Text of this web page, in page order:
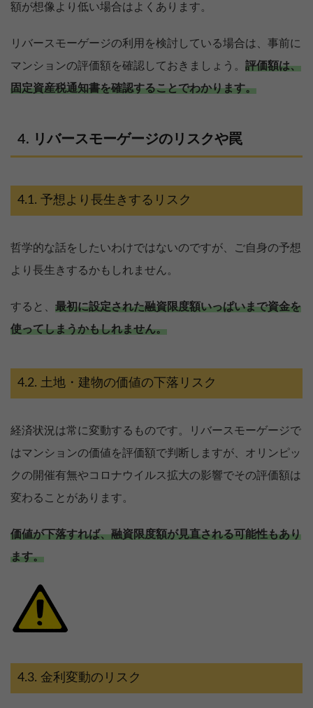
額が想像より低い場合はよくあります。
リバースモーゲージの利用を検討している場合は、事前に
マンションの評価額を確認しておきましょう。 評価額は、
固定資産税通知書を確認することでわかります。
リバースモーゲージのリスクや罠
予想より長生きするリスク
哲学的な話をしたいわけではないのですが、ご自身の予想
より長生きするかもしれません。
すると、 最初に設定された融資限度額いっぱいまで資金を
使ってしまうかもしれません。
土地・建物の価値の下落リスク
経済状況は常に変動するものです。リバースモーゲージで
はマンションの価値を評価額で判断しますが、オリンピッ
クの開催有無やコロナウイルス拡大の影響でその評価額は
変わることがあります。
価値が下落すれば、融資限度額が見直される可能性もあり
ます。
金利変動のリスク